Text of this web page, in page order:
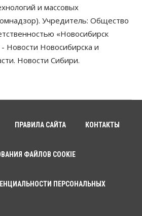
компромиссы по
для КРТ в Новосибирске
бора Новосибирска
и массовых
Учредитель: Общество
«Новосибирск
Новости Новосибирска и
Новости Сибири.
ПРАВИЛА САЙТА КОНТАКТЫ
ФАЙЛОВ COOKIE
ПЕРСОНАЛЬНЫХ